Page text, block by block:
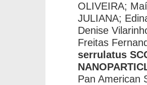
OLIVEIRA;
JULIANA;
Denise
Freitas
serrulatus
Pan American